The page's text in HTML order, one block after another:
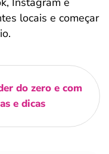
locais e começar
do zero e com
e dicas